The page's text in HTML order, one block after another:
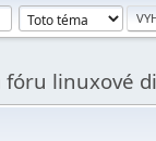
linuxové